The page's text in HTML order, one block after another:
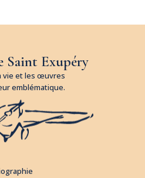
Saint Exupéry
vie et les œuvres
emblématique.